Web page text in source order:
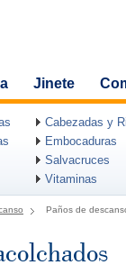
Jinete
Cabezadas y
Embocaduras
Salvacruces
Vitaminas
Paños de